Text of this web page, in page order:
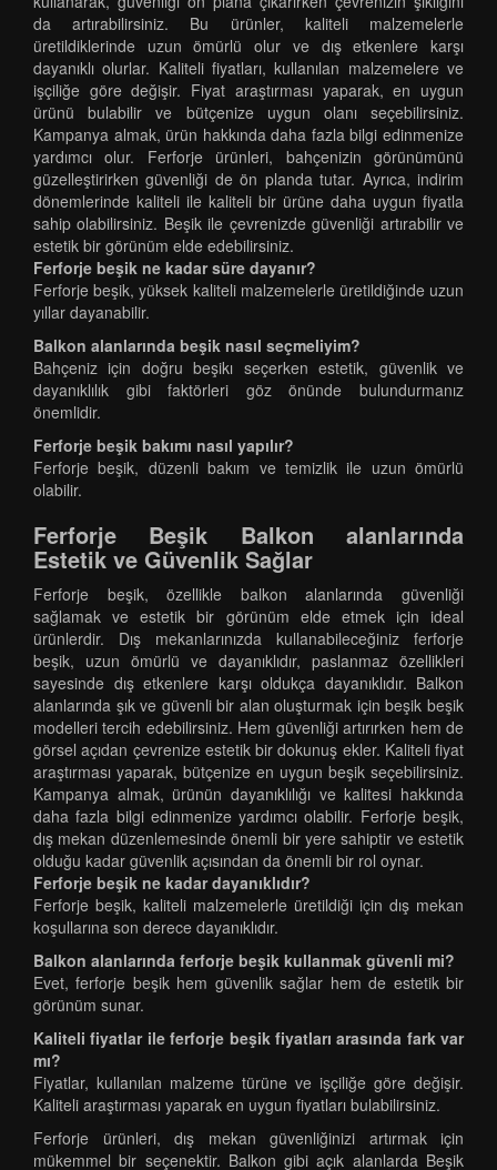
da artırabilirsiniz. Bu ürünler, kaliteli malzemelerle
üretildiklerinde uzun ömürlü olur ve dış etkenlere karşı
dayanıklı olurlar. Kaliteli fiyatları, kullanılan malzemelere ve
işçiliğe göre değişir. Fiyat araştırması yaparak, en uygun
ürünü bulabilir ve bütçenize uygun olanı seçebilirsiniz.
Kampanya almak, ürün hakkında daha fazla bilgi edinmenize
yardımcı olur. Ferforje ürünleri, bahçenizin görünümünü
güzelleştirirken güvenliği de ön planda tutar. Ayrıca, indirim
dönemlerinde kaliteli ile kaliteli bir ürüne daha uygun fiyatla
sahip olabilirsiniz. Beşik ile çevrenizde güvenliği artırabilir ve
estetik bir görünüm elde edebilirsiniz.
Ferforje beşik ne kadar süre dayanır?
Ferforje beşik, yüksek kaliteli malzemelerle üretildiğinde uzun
yıllar dayanabilir.
Balkon alanlarında beşik nasıl seçmeliyim?
Bahçeniz için doğru beşikı seçerken estetik, güvenlik ve
dayanıklılık gibi faktörleri göz önünde bulundurmanız
önemlidir.
Ferforje beşik bakımı nasıl yapılır?
Ferforje beşik, düzenli bakım ve temizlik ile uzun ömürlü
olabilir.
Ferforje Beşik Balkon alanlarında
Estetik ve Güvenlik Sağlar
Ferforje beşik, özellikle balkon alanlarında güvenliği
sağlamak ve estetik bir görünüm elde etmek için ideal
ürünlerdir. Dış mekanlarınızda kullanabileceğiniz ferforje
beşik, uzun ömürlü ve dayanıklıdır, paslanmaz özellikleri
sayesinde dış etkenlere karşı oldukça dayanıklıdır. Balkon
alanlarında şık ve güvenli bir alan oluşturmak için beşik beşik
modelleri tercih edebilirsiniz. Hem güvenliği artırırken hem de
görsel açıdan çevrenize estetik bir dokunuş ekler. Kaliteli fiyat
araştırması yaparak, bütçenize en uygun beşik seçebilirsiniz.
Kampanya almak, ürünün dayanıklılığı ve kalitesi hakkında
daha fazla bilgi edinmenize yardımcı olabilir. Ferforje beşik,
dış mekan düzenlemesinde önemli bir yere sahiptir ve estetik
olduğu kadar güvenlik açısından da önemli bir rol oynar.
Ferforje beşik ne kadar dayanıklıdır?
Ferforje beşik, kaliteli malzemelerle üretildiği için dış mekan
koşullarına son derece dayanıklıdır.
Balkon alanlarında ferforje beşik kullanmak güvenli mi?
Evet, ferforje beşik hem güvenlik sağlar hem de estetik bir
görünüm sunar.
Kaliteli fiyatlar ile ferforje beşik fiyatları arasında fark var
mı?
Fiyatlar, kullanılan malzeme türüne ve işçiliğe göre değişir.
Kaliteli araştırması yaparak en uygun fiyatları bulabilirsiniz.
Ferforje ürünleri, dış mekan güvenliğinizi artırmak için
mükemmel bir seçenektir. Balkon gibi açık alanlarda Beşik